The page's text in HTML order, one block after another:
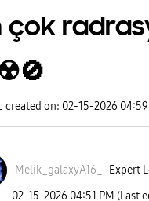
çok
created on: 02-15-2026
Melik_galaxyA16 Expert
‎02-15-2026 04:51 PM (Last